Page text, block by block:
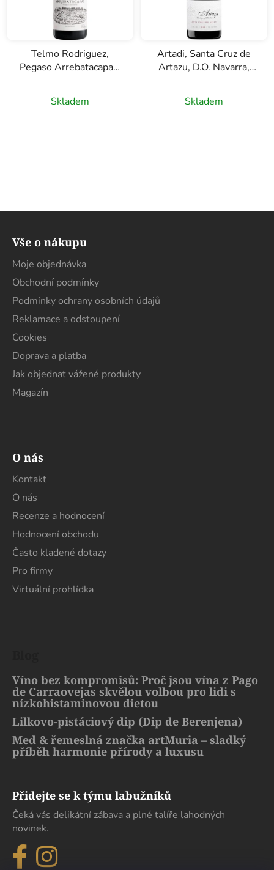
Telmo Rodriguez,
Pegaso Arrebatacapas,
červené víno, 0,75l
Skladem
Artadi, Santa Cruz de
Artazu, D.O. Navarra,
Skladem
Vše o nákupu
Moje objednávka
Obchodní podmínky
Podmínky ochrany osobních údajů
Reklamace a odstoupení
Cookies
Doprava a platba
Jak objednat vážené produkty
Magazín
O nás
Kontakt
O nás
Recenze a hodnocení
Hodnocení obchodu
Často kladené dotazy
Pro firmy
Virtuální prohlídka
Víno bez kompromisů: Proč jsou vína z Pago
de Carraovejas skvělou volbou pro lidi s
nízkohistaminovou dietou
Lilkovo-pistáciový dip (Dip de Berenjena)
Med & řemeslná značka artMuria – sladký
příběh harmonie přírody a luxusu
Přidejte se k týmu labužníků
Čeká vás delikátní zábava a plné talíře lahodných
novinek.